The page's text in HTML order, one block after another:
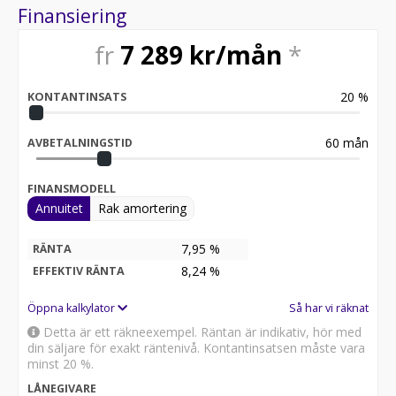
Trafikskyltsavläsning , 9 krockkuddar , E-call (3G-
Key , Trådlös mobilladdare , Elmanövrerad bagagelucka
laddning, hitta min bil) , Klimatanläggning med dubbla
zoner , Ventilerade framstolar , Sony ljudanläggning
(FM/DAB), 14 högtalare , 2x USB-C (fram och bak), 1x
USB-A (fram) , Navigationssystem , Bluetooth-nyckel
med möjlighet till delning , Röststyrning , Svart Nappa
wood" runt kopphållare och dörrpanel ,
Instrumentpanel – vävt tyg i brun mocka , Innertak –
Varmt Välkommen att kontakta oss på Uppsala Bilgalleri
Finansiering
fr 7 289 kr/mån *
KONTANTINSATS 20 %
AVBETALNINGSTID 60 mån
FINANSMODELL
Annuitet Rak amortering
RÄNTA 7,95 %
EFFEKTIV RÄNTA 8,24 %
Öppna kalkylator Så har vi räknat
Detta är ett räkneexempel. Räntan är indikativ, hör med
din säljare för exakt räntenivå. Kontantinsatsen måste vara
minst 20 %.
LÅNEGIVARE